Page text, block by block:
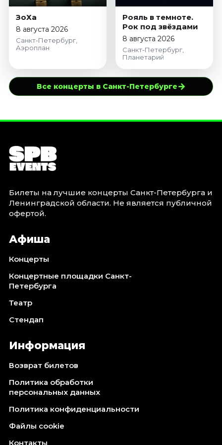
ЗоХа
8 августа 2026
Санкт-Петербург,
Аэроплан
Рояль в темноте.
Рок под звёздами
8 августа 2026
Санкт-Петербург,
Планетарий
Все концерты в Санкт-Петербурге→
Билеты на лучшие концерты Санкт-Петербурга и
Ленинградской области. Не является публичной
офертой.
Афиша
Концерты
Концертные площадки Санкт-
Петербурга
Театр
Стендап
Информация
Возврат билетов
Политика обработки
персональных данных
Политика конфиденциальности
Файлы cookie
Контакты